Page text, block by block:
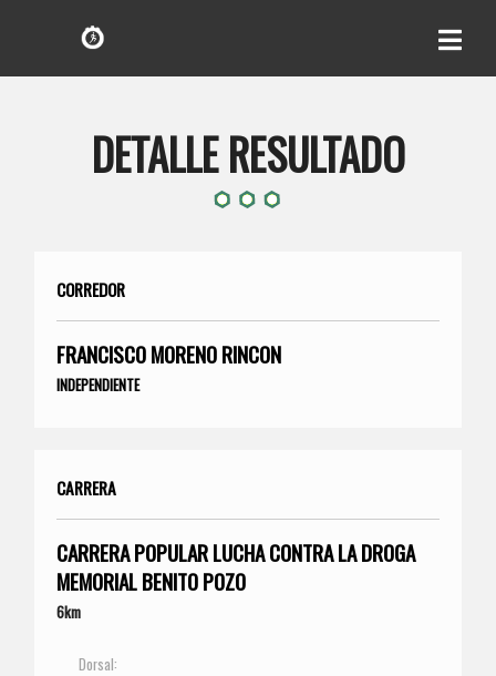
DETALLE RESULTADO
CORREDOR
FRANCISCO MORENO RINCON
INDEPENDIENTE
CARRERA
CARRERA POPULAR LUCHA CONTRA LA DROGA
MEMORIAL BENITO POZO
6km
Dorsal: